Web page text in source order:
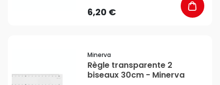
6,20 €
Minerva
Règle transparente 2
biseaux 30cm - Minerva